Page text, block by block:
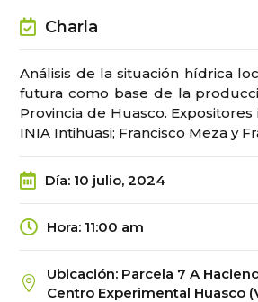
Charla
Análisis de la situación hídrica
futura como base de la
Provincia de Huasco.
INIA Intihuasi; Francisco Meza y
Día: 10 julio, 2024
Hora: 11:00 am
Ubicación: Parcela 7 A
Centro Experimental Huasco